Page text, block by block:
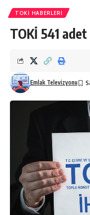
TOKI HABERLERI
TOKİ 541
Emlak Televizyonu